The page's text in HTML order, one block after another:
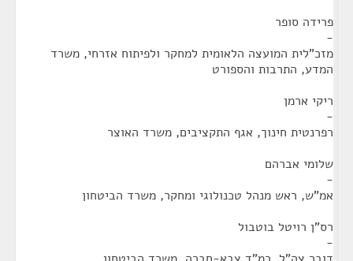
פרידה סופר
-
מזכ"לית המועצה הלאומית למחקר ולפיתוח אזרחי, משרד
המדע, התרבות והספורט
ריקי ארמן
-
רפרנטית חינוך, אגף התקציבים, משרד האוצר
שלומי אברהם
-
אמ"ש, ראש מנהל טכנולוגי ומחקר, משרד הביטחון
רס"ן רויטל בוטבול
-